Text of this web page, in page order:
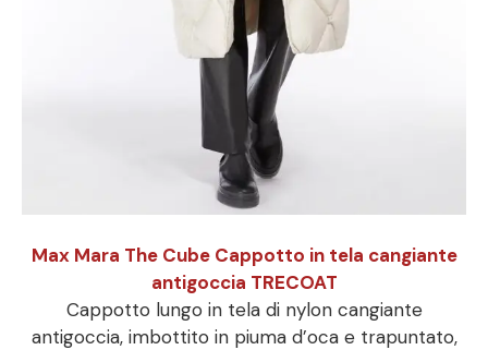
Max Mara The Cube Cappotto in tela cangiante
antigoccia TRECOAT
Cappotto lungo in tela di nylon cangiante
antigoccia, imbottito in piuma d’oca e trapuntato,